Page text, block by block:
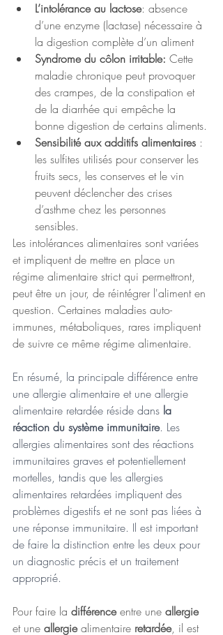
L’intolérance au lactose: absence
d’une enzyme (lactase) nécessaire à
la digestion complète d’un aliment
Syndrome du côlon irritable: Cette
maladie chronique peut provoquer
des crampes, de la constipation et
de la diarrhée qui empêche la
bonne digestion de certains aliments.
Sensibilité aux additifs alimentaires :
les sulfites utilisés pour conserver les
fruits secs, les conserves et le vin
peuvent déclencher des crises
d’asthme chez les personnes
sensibles.
Les intolérances alimentaires sont variées
et impliquent de mettre en place un
régime alimentaire strict qui permettront,
peut être un jour, de réintégrer l'aliment en
question. Certaines maladies auto-
immunes, métaboliques, rares impliquent
de suivre ce même régime alimentaire.
En résumé, la principale différence entre
une allergie alimentaire et une allergie
alimentaire retardée réside dans la
réaction du système immunitaire. Les
allergies alimentaires sont des réactions
immunitaires graves et potentiellement
mortelles, tandis que les allergies
alimentaires retardées impliquent des
problèmes digestifs et ne sont pas liées à
une réponse immunitaire. Il est important
de faire la distinction entre les deux pour
un diagnostic précis et un traitement
approprié.
Pour faire la différence entre une allergie
et une allergie alimentaire retardée, il est